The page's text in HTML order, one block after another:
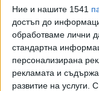
Ние и нашите 1541
достъп до
обработваме лични
стандартна
персонализирана
рекламата и
развитие на услуги. С
време ще им
Вчера кубинският
енергийна
закупуването на